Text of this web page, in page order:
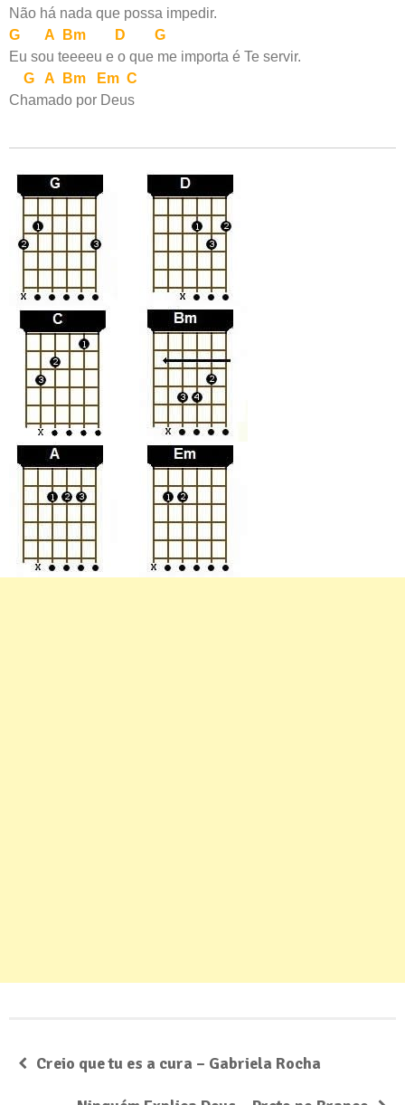
Não há nada que possa impedir.
G A Bm D G
Eu sou teeeeu e o que me importa é Te servir.
G A Bm Em C
Chamado por Deus
Creio que tu es a cura – Gabriela Rocha